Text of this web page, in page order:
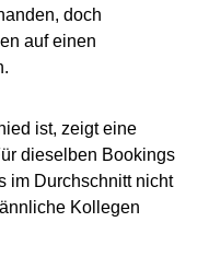
doch
auf einen
ist, zeigt eine
dieselben Bookings
im Durchschnitt nicht
Kollegen